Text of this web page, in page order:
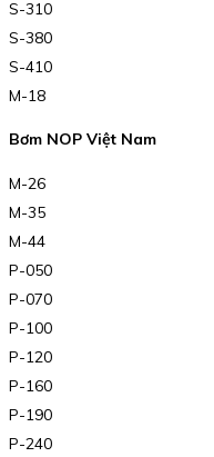
S-310
S-380
S-410
M-18
Bơm NOP Việt Nam
M-26
M-35
M-44
P-050
P-070
P-100
P-120
P-160
P-190
P-240